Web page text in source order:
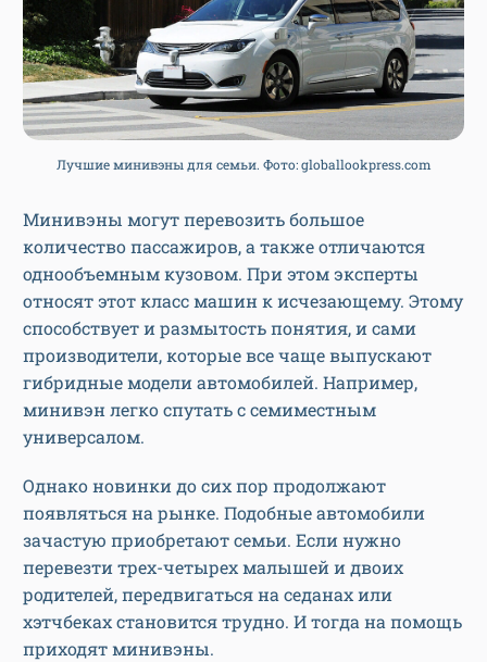
Лучшие минивэны для семьи. Фото: globallookpress.com
Минивэны могут перевозить большое
количество пассажиров, а также отличаются
однообъемным кузовом. При этом эксперты
относят этот класс машин к исчезающему. Этому
способствует и размытость понятия, и сами
производители, которые все чаще выпускают
гибридные модели автомобилей. Например,
минивэн легко спутать с семиместным
универсалом.
Однако новинки до сих пор продолжают
появляться на рынке. Подобные автомобили
зачастую приобретают семьи. Если нужно
перевезти трех-четырех малышей и двоих
родителей, передвигаться на седанах или
хэтчбеках становится трудно. И тогда на помощь
приходят минивэны.